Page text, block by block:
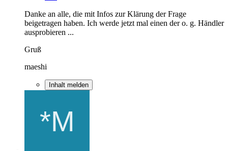
Danke an alle, die mit Infos zur Klärung der Frage
beigetragen haben. Ich werde jetzt mal einen der o. g. Händler
ausprobieren ...
Gruß
maeshi
Inhalt melden